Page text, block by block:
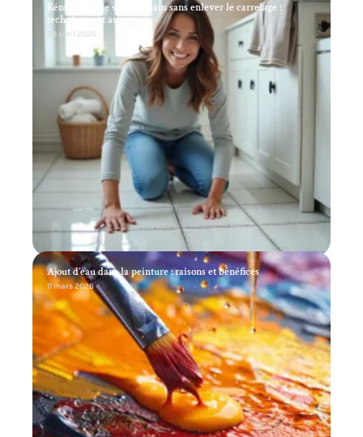
Rénovation de salle de bain sans enlever le carrelage :
techniques et astuces
28 avril 2026
Ajout d’eau dans la peinture : raisons et bénéfices
11 mars 2026